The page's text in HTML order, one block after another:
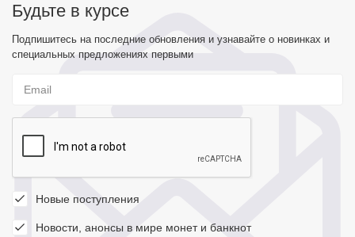
Будьте в курсе
Подпишитесь на последние обновления и узнавайте о новинках и
специальных предложениях первыми
Новые поступления
Новости, анонсы в мире монет и банкнот